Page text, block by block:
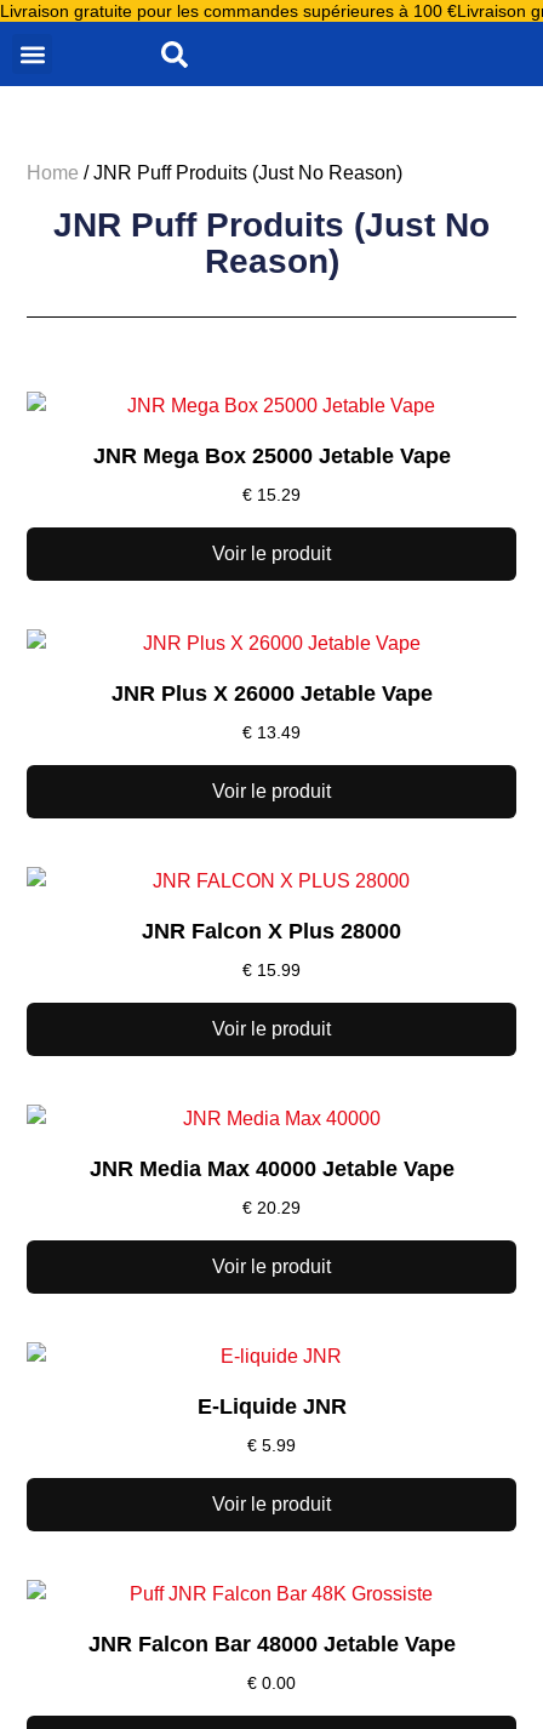
Livraison gratuite pour les commandes supérieures à 100 €Livraison
Home / JNR Puff Produits (Just No Reason)
JNR Puff Produits (Just No
Reason)
JNR Mega Box 25000 Jetable Vape
€ 15.29
Voir le produit
JNR Plus X 26000 Jetable Vape
€ 13.49
Voir le produit
JNR Falcon X Plus 28000
€ 15.99
Voir le produit
JNR Media Max 40000 Jetable Vape
€ 20.29
Voir le produit
E-Liquide JNR
€ 5.99
Voir le produit
JNR Falcon Bar 48000 Jetable Vape
€ 0.00